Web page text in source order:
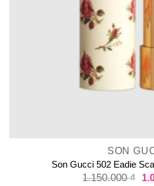
SON
Son Gucci 502 Eadie
1.150.000₫